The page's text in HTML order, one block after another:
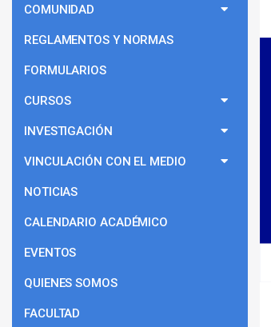
COMUNIDAD
REGLAMENTOS Y NORMAS
FORMULARIOS
CURSOS
INVESTIGACIÓN
VINCULACIÓN CON EL MEDIO
NOTICIAS
CALENDARIO ACADÉMICO
EVENTOS
QUIENES SOMOS
FACULTAD